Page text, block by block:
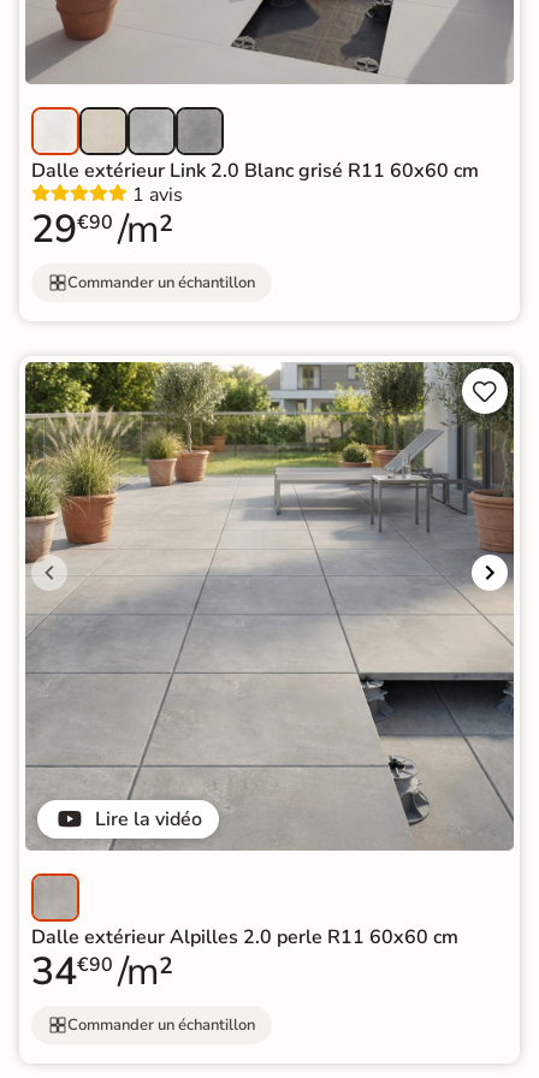
Dalle extérieur Link 2.0 Blanc grisé R11 60x60 cm
1 avis
29€90 /m²
Commander un échantillon
Lire la vidéo


Dalle extérieur Alpilles 2.0 perle R11 60x60 cm
34€90 /m²
Commander un échantillon